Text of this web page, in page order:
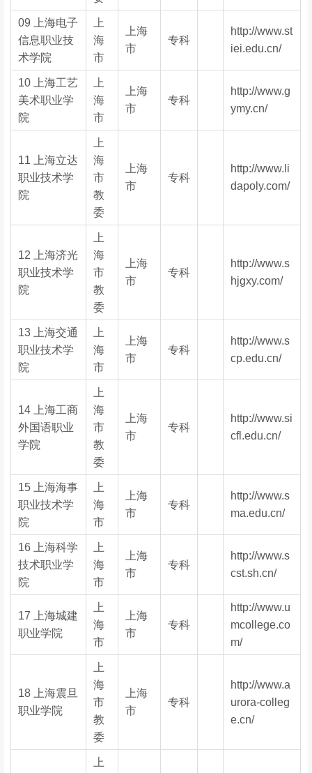
09 上海电子
信息职业技
术学院
上
海
市
上海
市
专科
http://www.st
iei.edu.cn/
10 上海工艺
美术职业学
院
上
海
市
上海
市
专科
http://www.g
ymy.cn/
11 上海立达
职业技术学
院
上
海
市
教
委
上海
市
专科
http://www.li
dapoly.com/
12 上海济光
职业技术学
院
上
海
市
教
委
上海
市
专科
http://www.s
hjgxy.com/
13 上海交通
职业技术学
院
上
海
市
上海
市
专科
http://www.s
cp.edu.cn/
14 上海工商
外国语职业
学院
上
海
市
教
委
上海
市
专科
http://www.si
cfl.edu.cn/
15 上海海事
职业技术学
院
上
海
市
上海
市
专科
http://www.s
ma.edu.cn/
16 上海科学
技术职业学
院
上
海
市
上海
市
专科
http://www.s
cst.sh.cn/
17 上海城建
职业学院
上
海
市
上海
市
专科
http://www.u
mcollege.co
m/
18 上海震旦
职业学院
上
海
市
教
委
上海
市
专科
http://www.a
urora-colleg
e.cn/
上